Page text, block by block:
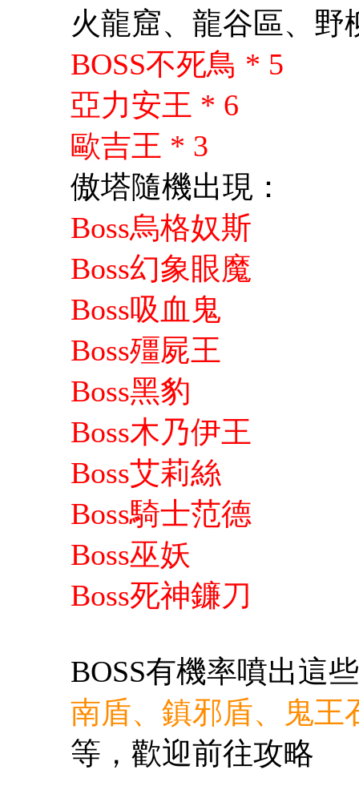
火龍窟、龍谷區、野
BOSS不死鳥 * 5
亞力安王 * 6
歐吉王 * 3
傲塔隨機出現：
Boss烏格奴斯
Boss幻象眼魔
Boss吸血鬼
Boss殭屍王
Boss黑豹
Boss木乃伊王
Boss艾莉絲
Boss騎士范德
Boss巫妖
Boss死神鐮刀
BOSS有機率噴出這
南盾、鎮邪盾、鬼王
等，歡迎前往攻略